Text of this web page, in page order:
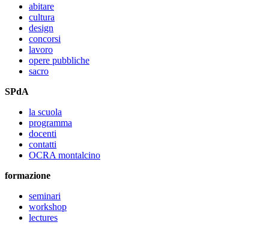
abitare
cultura
design
concorsi
lavoro
opere pubbliche
sacro
SPdA
la scuola
programma
docenti
contatti
OCRA montalcino
formazione
seminari
workshop
lectures